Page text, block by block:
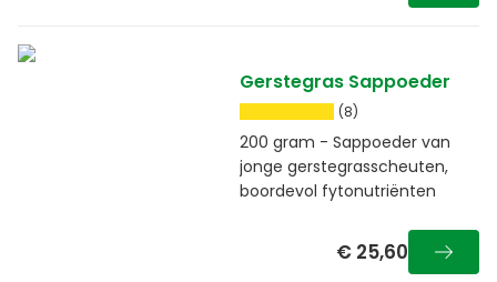
Gerstegras Sappoeder
(8)
200 gram - Sappoeder van
jonge gerstegrasscheuten,
boordevol fytonutriënten
€ 25,60